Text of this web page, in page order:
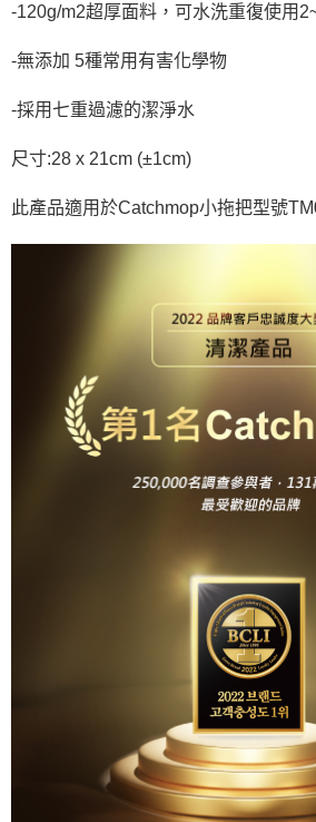
-120g/m2超厚面料，可水洗重復使用
-無添加 5種常用有害化學物
-採用七重過濾的潔淨水
尺寸:28 x 21cm (±1cm)
此產品適用於Catchmop小拖把型號